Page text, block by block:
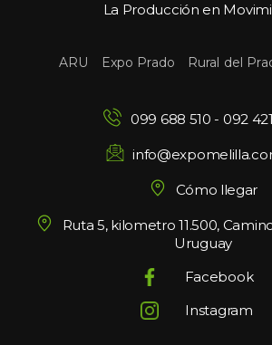
La Producción en
ARU Expo Prado Rural del
099 688 510 - 092
Cómo llegar
Ruta 5, kilometro 11.500,
Uruguay
Facebook
Instagram